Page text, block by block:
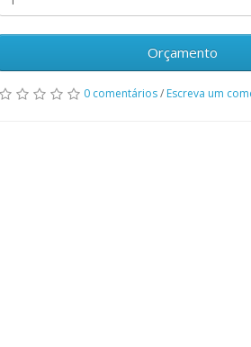
Orçamento
0 comentários/ Escreva um